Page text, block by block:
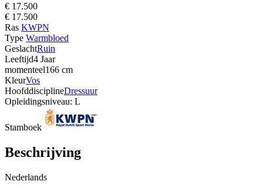
€ 17.500
€ 17.500
Ras KWPN
Type Warmbloed
GeslachtRuin
Leeftijd4 Jaar
momenteel166 cm
KleurVos
HoofddisciplineDressuur
Opleidingsniveau: L
Stamboek
Beschrijving
Nederlands